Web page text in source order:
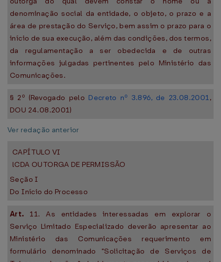
denominação social da entidade, o objeto, o prazo e a
área de prestação do Serviço, bem assim o prazo para o
início de sua execução, além das condições, dos termos,
da regulamentação a ser obedecida e de outras
informações julgadas pertinentes pelo Ministério das
Comunicações.
§ 2º (Revogado pelo Decreto nº 3.896, de 23.08.2001,
DOU 24.08.2001)
Ver redação anterior
CAPÍTULO VI
lCDA OUTORGA DE PERMISSÃO
Seção I
Do Início do Processo
Art. 11. As entidades interessadas em explorar o
Serviço Limitado Especializado deverão apresentar ao
Ministério das Comunicações requerimento em
formulário denominado "Solicitação de Serviços de